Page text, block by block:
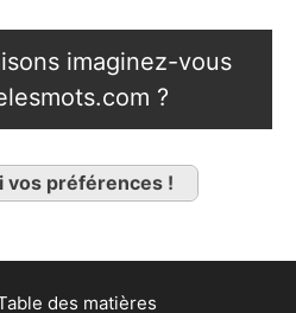
imaginez-vous
?
vos préférences !
des matières